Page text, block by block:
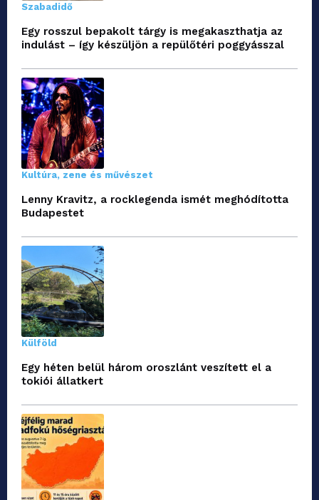
Szabadidő
Egy rosszul bepakolt tárgy is megakaszthatja az
indulást – így készüljön a repülőtéri poggyásszal
Kultúra, zene és művészet
Lenny Kravitz, a rocklegenda ismét meghódította
Budapestet
Külföld
Egy héten belül három oroszlánt veszített el a
tokiói állatkert